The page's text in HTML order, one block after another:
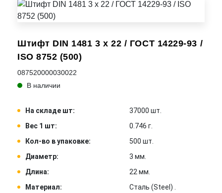
Штифт DIN 1481 3 x 22 / ГОСТ 14229-93 /
ISO 8752 (500)
087520000030022
В наличии
На складе шт:
37000 шт.
Вес 1 шт:
0.746 г.
Кол-во в упаковке:
500 шт.
Диаметр:
3 мм.
Длина:
22 мм.
Материал:
Сталь (Steel) .